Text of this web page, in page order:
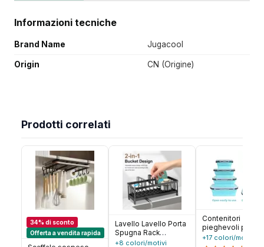
Informazioni tecniche
Brand Name Jugacool
Origin CN (Origine)
Prodotti correlati
34% di sconto
Offerta a vendita rapida
Lavello Lavello Porta
Spugna Rack
Organizer Lavello in
+8 colori/motivi
Contenitori
pieghevoli per
alimenti da 4
con coperchi e
+17 colori/motivi